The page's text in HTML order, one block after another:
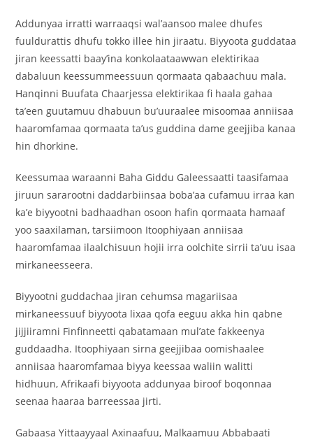
Addunyaa irratti warraaqsi wal’aansoo malee dhufes
fuuldurattis dhufu tokko illee hin jiraatu. Biyyoota guddataa
jiran keessatti baay’ina konkolaataawwan elektirikaa
dabaluun keessummeessuun qormaata qabaachuu mala.
Hanqinni Buufata Chaarjessa elektirikaa fi haala gahaa
ta’een guutamuu dhabuun bu’uuraalee misoomaa anniisaa
haaromfamaa qormaata ta’us guddina dame geejjiba kanaa
hin dhorkine.
Keessumaa waraanni Baha Giddu Galeessaatti taasifamaa
jiruun sararootni daddarbiinsaa boba’aa cufamuu irraa kan
ka’e biyyootni badhaadhan osoon hafin qormaata hamaaf
yoo saaxilaman, tarsiimoon Itoophiyaan anniisaa
haaromfamaa ilaalchisuun hojii irra oolchite sirrii ta’uu isaa
mirkaneesseera.
Biyyootni guddachaa jiran cehumsa magariisaa
mirkaneessuuf biyyoota lixaa qofa eeguu akka hin qabne
jijjiiramni Finfinneetti qabatamaan mul’ate fakkeenya
guddaadha. Itoophiyaan sirna geejjibaa oomishaalee
anniisaa haaromfamaa biyya keessaa waliin walitti
hidhuun, Afrikaafi biyyoota addunyaa biroof boqonnaa
seenaa haaraa barreessaa jirti.
Gabaasa Yittaayyaal Axinaafuu, Malkaamuu Abbabaati